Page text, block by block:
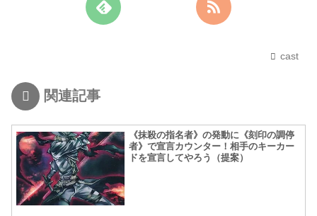
cast
関連記事
《抹殺の指名者》の発動に《刻印の調停
者》で宣言カウンター！相手のキーカー
ドを宣言してやろう（提案）